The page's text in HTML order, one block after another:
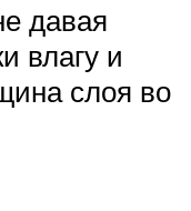
давая
влагу и
слоя во